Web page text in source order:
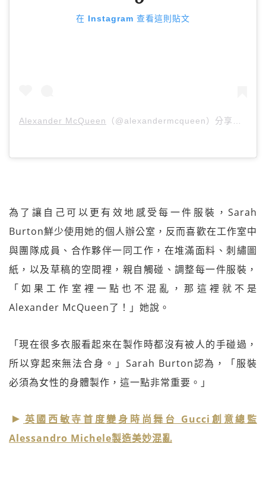
在 Instagram 查看這則貼文
Alexander McQueen （@alexandermcqueen）分享的貼文 於
為了讓自己可以更有效地感受每一件服裝，Sarah
Burton鮮少使用她的個人辦公室，反而喜歡在工作室中
與團隊成員、合作夥伴一同工作，在堆滿面料、刺繡圖
紙，以及草稿的空間裡，親自觸碰、調整每一件服裝，
「如果工作室裡一點也不混亂，那這裡就不是
Alexander McQueen了！」她說。
「現在很多衣服看起來在製作時都沒有被人的手碰過，
所以穿起來無法合身。」Sarah Burton認為，「服裝
必須為女性的身體製作，這一點非常重要。」
英國西敏寺首度變身時尚舞台 Gucci創意總監
Alessandro Michele製造美妙混亂